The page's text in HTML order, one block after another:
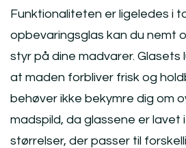
Funktionaliteten er ligeledes i
opbevaringsglas kan du nemt
styr på dine madvarer.
at maden forbliver frisk og
behøver ikke bekymre dig om
madspild, da glassene er lavet
størrelser, der passer til